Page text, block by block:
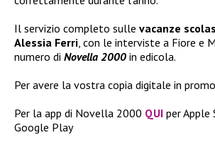
Il servizio completo sulle vacanze
Alessia Ferri , con le interviste a Fiore e
numero di Novella 2000 in edicola.
Per avere la vostra copia digitale in
Per la app di Novella 2000 QUI per Apple
Google Play